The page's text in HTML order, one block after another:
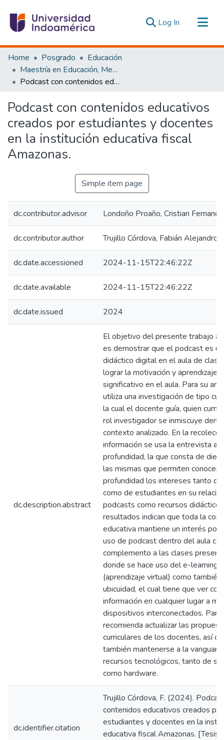
Log In (current)
Communities & Collections
All of DSpace
Statistics
Home Posgrado
Educación
Maestría en Educación, Mención Pedagogía en Entornos Digitales
Podcast con contenidos educativos creados por estudiantes y docentes en la institución educativa fiscal Amazonas.
Podcast con contenidos educativos
creados por estudiantes y docentes
en la institución educativa fiscal
Amazonas.
Simple item page
dc.contributor.advisor Londoño Proaño, Cristian Fernando
dc.contributor.author Trujillo Córdova, Fabián Alejandro
dc.date.accessioned 2024-11-15T22:46:22Z
dc.date.available 2024-11-15T22:46:22Z
dc.date.issued 2024
dc.description.abstract
El objetivo del presente trabajo
es demostrar que el podcast es
didáctico digital en el aula de
lograr la motivación y aprendizaje
significativo en el aula. Para su
utiliza una investigación de tipo
la cual el docente guía, quien
rol investigador se inmiscuye
contexto analizado. En la
información se usa la entrevista a
profundidad, la que consta de diez
las mismas que permiten conocer a
profundidad los intereses tanto
como de estudiantes en su
podcasts como recursos
resultados indican que toda la
educativa mantiene un interés
uso de podcast dentro del aula
complemento a las clases
donde se hace uso del e-learning
(aprendizaje virtual) como también
ubicuidad, el cual tiene que ver
información en cualquier lugar a
dispositivos interconectados.
recomienda actualizar las
curriculares de los docentes, así
también mantenerse a la
recursos tecnológicos, tanto de
como hardware.
dc.identifier.citation
Trujillo Córdova, F. (2024).
contenidos educativos creados por
estudiantes y docentes en la
educativa fiscal Amazonas. [Tesis